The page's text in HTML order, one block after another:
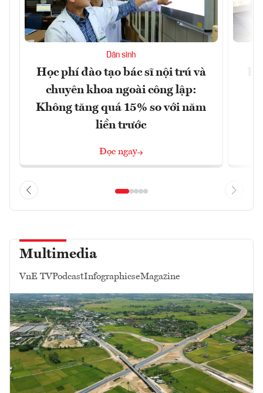
Dân sinh
Học phí đào tạo bác sĩ nội trú và
chuyên khoa ngoài công lập:
Không tăng quá 15% so với năm
liền trước
Đọc ngay
Multimedia
VnE TVPodcastInfographicseMagazine